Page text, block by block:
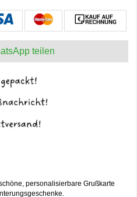
teilen
personalisierbare Grußkarte